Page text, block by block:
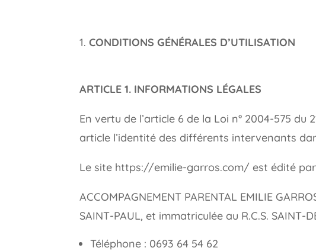
CONDITIONS GÉNÉRALES D’UTILISATION
ARTICLE 1. INFORMATIONS LÉGALES
En vertu de l’article 6 de la Loi n° 2004-575
article l’identité des différents intervenants
Le site https://emilie-garros.com/ est édité
ACCOMPAGNEMENT PARENTAL EMILIE
SAINT-PAUL, et immatriculée au R.C.S. SAINT-
Téléphone : 0693 64 54 62